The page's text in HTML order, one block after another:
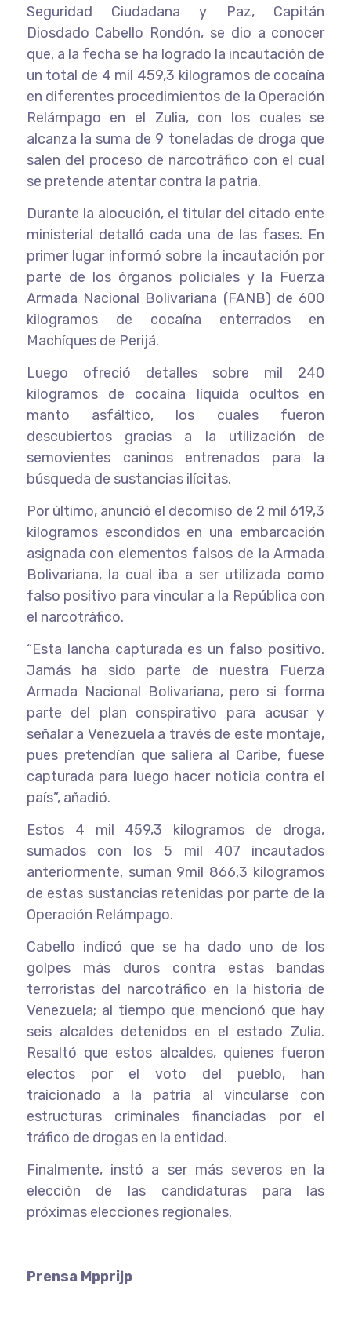
Seguridad Ciudadana y Paz, Capitán
Diosdado Cabello Rondón, se dio a conocer
que, a la fecha se ha logrado la incautación de
un total de 4 mil 459,3 kilogramos de cocaína
en diferentes procedimientos de la Operación
Relámpago en el Zulia, con los cuales se
alcanza la suma de 9 toneladas de droga que
salen del proceso de narcotráfico con el cual
se pretende atentar contra la patria.
Durante la alocución, el titular del citado ente
ministerial detalló cada una de las fases. En
primer lugar informó sobre la incautación por
parte de los órganos policiales y la Fuerza
Armada Nacional Bolivariana (FANB) de 600
kilogramos de cocaína enterrados en
Machíques de Perijá.
Luego ofreció detalles sobre mil 240
kilogramos de cocaína líquida ocultos en
manto asfáltico, los cuales fueron
descubiertos gracias a la utilización de
semovientes caninos entrenados para la
búsqueda de sustancias ilícitas.
Por último, anunció el decomiso de 2 mil 619,3
kilogramos escondidos en una embarcación
asignada con elementos falsos de la Armada
Bolivariana, la cual iba a ser utilizada como
falso positivo para vincular a la República con
el narcotráfico.
“Esta lancha capturada es un falso positivo.
Jamás ha sido parte de nuestra Fuerza
Armada Nacional Bolivariana, pero si forma
parte del plan conspirativo para acusar y
señalar a Venezuela a través de este montaje,
pues pretendían que saliera al Caribe, fuese
capturada para luego hacer noticia contra el
país”, añadió.
Estos 4 mil 459,3 kilogramos de droga,
sumados con los 5 mil 407 incautados
anteriormente, suman 9mil 866,3 kilogramos
de estas sustancias retenidas por parte de la
Operación Relámpago.
Cabello indicó que se ha dado uno de los
golpes más duros contra estas bandas
terroristas del narcotráfico en la historia de
Venezuela; al tiempo que mencionó que hay
seis alcaldes detenidos en el estado Zulia.
Resaltó que estos alcaldes, quienes fueron
electos por el voto del pueblo, han
traicionado a la patria al vincularse con
estructuras criminales financiadas por el
tráfico de drogas en la entidad.
Finalmente, instó a ser más severos en la
elección de las candidaturas para las
próximas elecciones regionales.
Prensa Mpprijp